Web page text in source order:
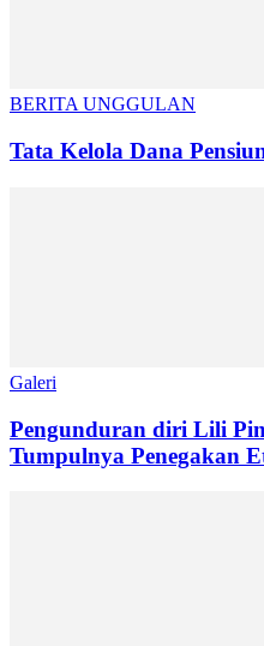
BERITA UNGGULAN
Tata Kelola Dana
Galeri
Pengunduran diri Lili
Tumpulnya Penegakan